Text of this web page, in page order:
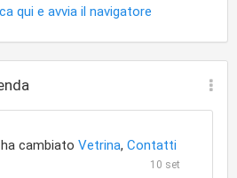
qui e avvia il navigatore
ha cambiato Vetrina, Contatti
10 set